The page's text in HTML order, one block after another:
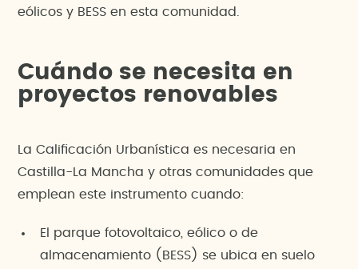
eólicos y BESS en esta comunidad.
Cuándo se necesita en
proyectos renovables
La Calificación Urbanística es necesaria en
Castilla-La Mancha y otras comunidades que
emplean este instrumento cuando:
El parque fotovoltaico, eólico o de
almacenamiento (BESS) se ubica en suelo